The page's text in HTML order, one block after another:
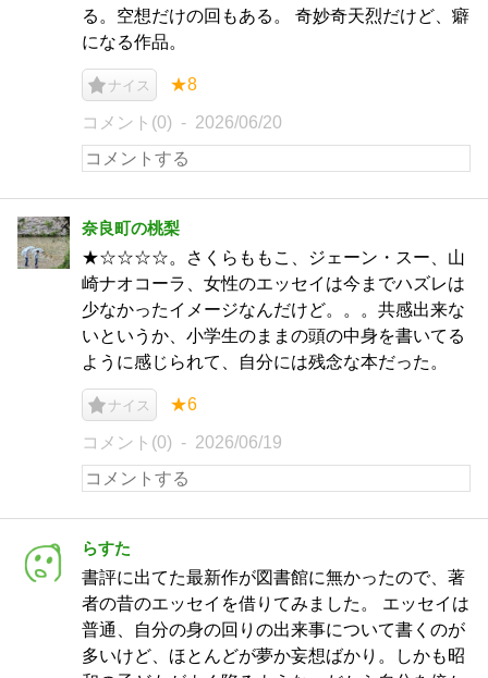
る。空想だけの回もある。 奇妙奇天烈だけど、癖
になる作品。
ナイス ★8
コメント(0) 2026/06/20
奈良町の桃梨
★☆☆☆☆。さくらももこ、ジェーン・スー、山
崎ナオコーラ、女性のエッセイは今までハズレは
少なかったイメージなんだけど。。。共感出来な
いというか、小学生のままの頭の中身を書いてる
ように感じられて、自分には残念な本だった。
ナイス ★6
コメント(0) 2026/06/19
らすた
書評に出てた最新作が図書館に無かったので、著
者の昔のエッセイを借りてみました。 エッセイは
普通、自分の身の回りの出来事について書くのが
多いけど、ほとんどが夢か妄想ばかり。しかも昭